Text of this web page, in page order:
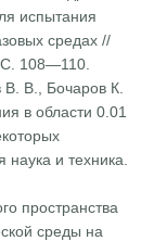
испытания
средах //
108—110.
В., Бочаров К.
в области 0.01
и техника.
пространства
среды на